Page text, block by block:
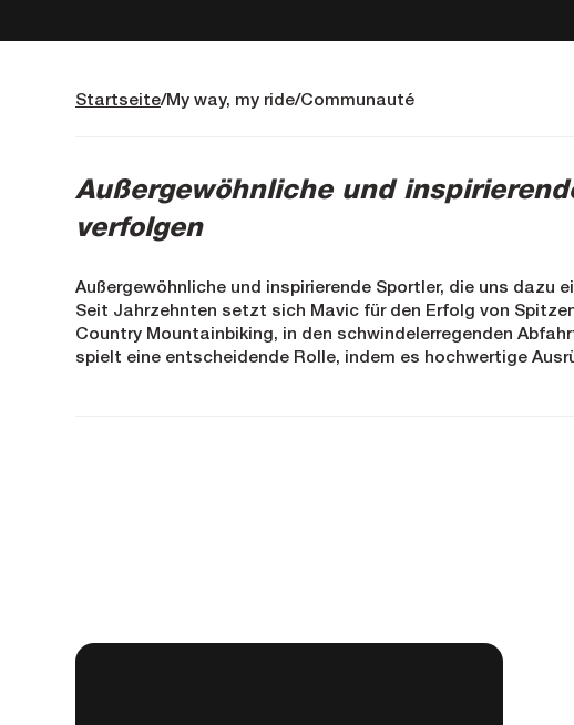
Startseite My way, my ride Communauté
Außergewöhnliche und
verfolgen
Außergewöhnliche und inspirierende Sportler, die uns dazu
Seit Jahrzehnten setzt sich Mavic für den Erfolg von
Country Mountainbiking, in den schwindelerregenden
spielt eine entscheidende Rolle, indem es hochwertige